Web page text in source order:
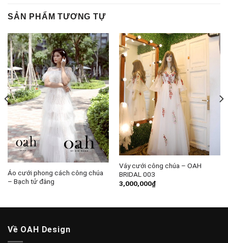
SẢN PHẨM TƯƠNG TỰ
Áo cưới phong cách công chúa
– Bạch tử đằng
Váy cưới công chúa – OAH
BRIDAL 003
3,000,000₫
Về OAH Design